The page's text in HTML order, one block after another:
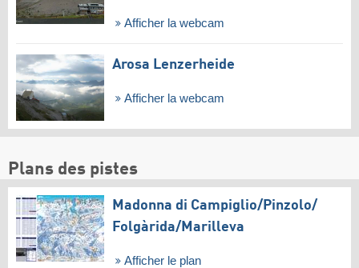
Afficher la webcam
Arosa Lenzerheide
Afficher la webcam
Plans des pistes
Madonna di Campiglio/​Pinzolo/​
Folgàrida/​Marilleva
Afficher le plan